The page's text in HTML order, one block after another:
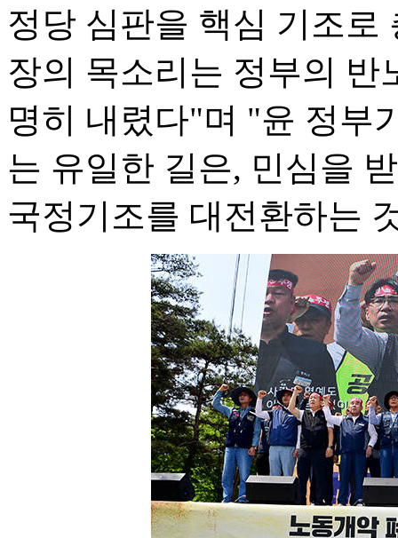
정당 심판을 핵심 기조로
장의 목소리는 정부의
명히 내렸다"며 "윤 정부
는 유일한 길은, 민심을
국정기조를 대전환하는